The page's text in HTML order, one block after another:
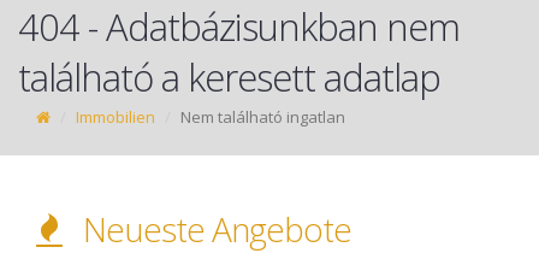
404 - Adatbázisunkban nem
található a keresett adatlap
Immobilien Nem található ingatlan
Neueste Angebote